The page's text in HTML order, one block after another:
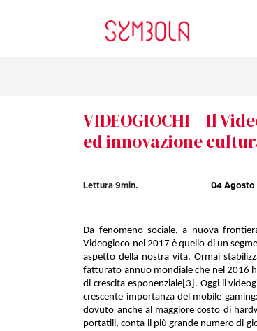
VIDEOGIOCHI – Il
ed innovazione
Lettura9min. 04 Agosto
Da fenomeno sociale, a nuova
Videogioco nel 2017 è quello di un
aspetto della nostra vita. Ormai
fatturato annuo mondiale che nel 2016
di crescita esponenziale[3] . Oggi il
crescente importanza del mobile
dovuto anche al maggiore costo di
portatili, conta il più grande numero di